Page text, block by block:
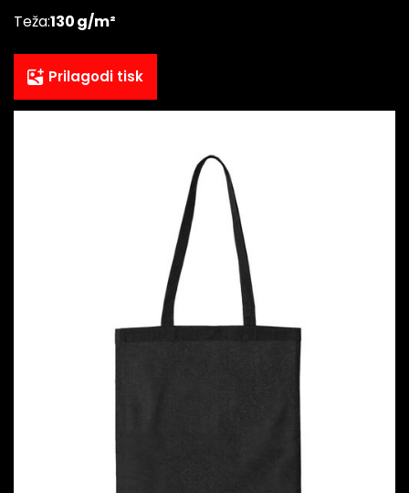
Teža:130 g/m²
Prilagodi tisk